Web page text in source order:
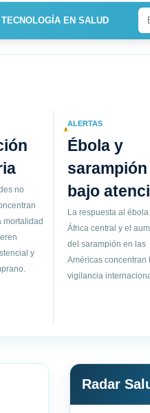
EN SALUD
no
mortalidad
y
ALERTAS
Ébola y
sarampión
bajo
La respuesta al ébola
África central y el
del sarampión en las
Américas concentran
vigilancia
Radar